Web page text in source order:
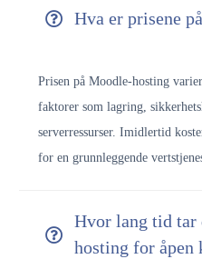
Hva er prisene
Prisen på Moodle-hosting
faktorer som lagring,
serverressurser. Imidlertid
for en grunnleggende
Hvor lang tid tar
hosting for åpen